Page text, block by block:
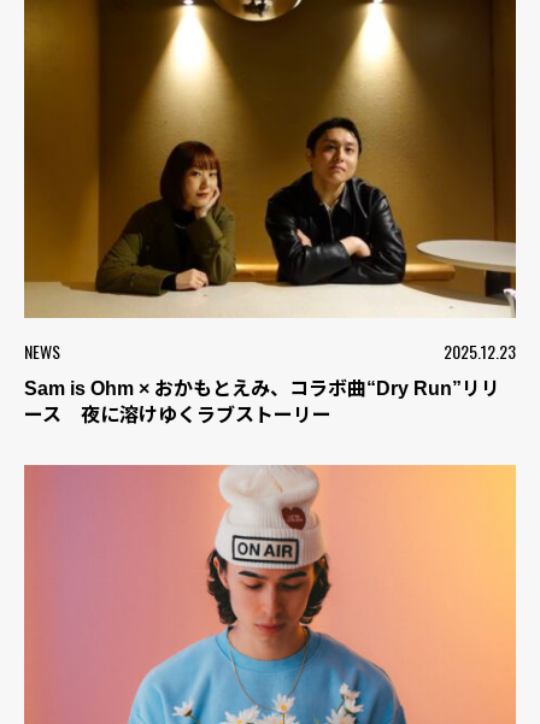
NEWS 2025.12.23
Sam is Ohm × おかもとえみ、コラボ曲“Dry Run”リリ
ース 夜に溶けゆくラブストーリー